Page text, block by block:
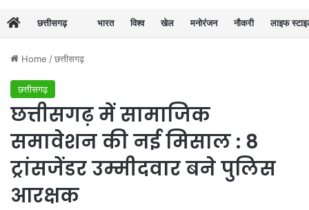
छत्तीसगढ़ भारत विश्व खेल मनोरंजन नौकरी लाइफ
Home /छत्तीसगढ़
छत्तीसगढ़
छत्तीसगढ़ में सामाजिक
समावेशन की नई मिसाल : 8
ट्रांसजेंडर उम्मीदवार बने पुलिस
आरक्षक